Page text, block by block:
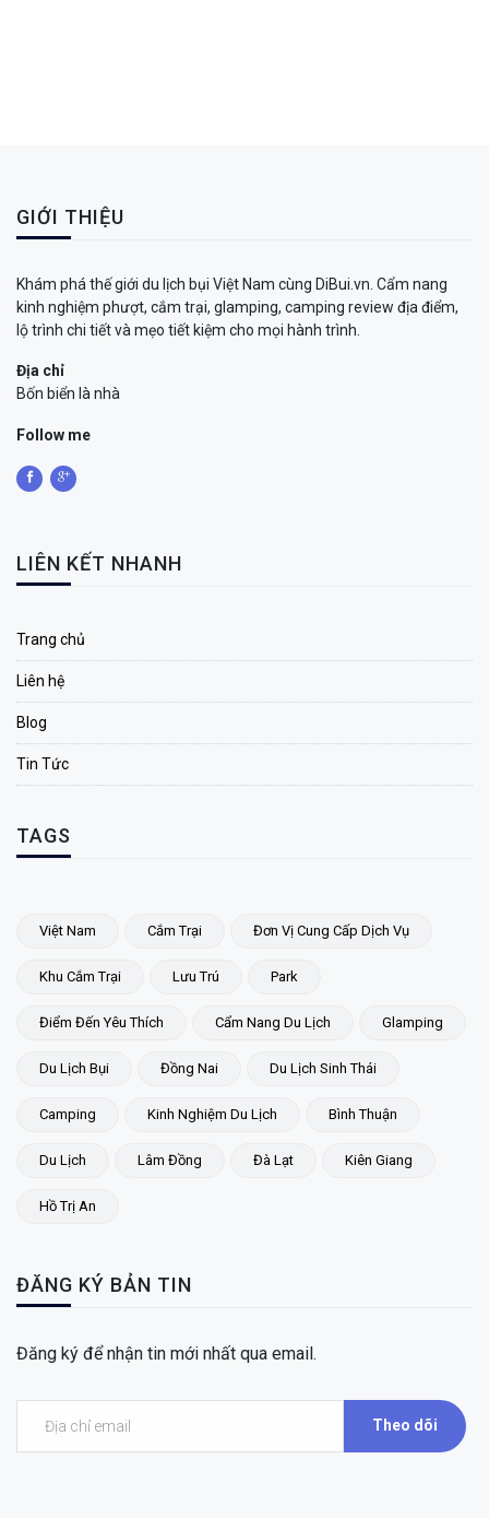
GIỚI THIỆU
Khám phá thế giới du lịch bụi Việt Nam cùng DiBui.vn. Cẩm nang
kinh nghiệm phượt, cắm trại, glamping, camping review địa điểm,
lộ trình chi tiết và mẹo tiết kiệm cho mọi hành trình.
Địa chỉ
Bốn biển là nhà
Follow me
LIÊN KẾT NHANH
Trang chủ
Liên hệ
Blog
Tin Tức
TAGS
Việt Nam Cắm Trại Đơn Vị Cung Cấp Dịch Vụ
Khu Cắm Trại Lưu Trú Park
Điểm Đến Yêu Thích Cẩm Nang Du Lịch Glamping
Du Lịch Bụi Đồng Nai Du Lịch Sinh Thái
Camping Kinh Nghiệm Du Lịch Bình Thuận
Du Lịch Lâm Đồng Đà Lạt Kiên Giang
Hồ Trị An
ĐĂNG KÝ BẢN TIN
Đăng ký để nhận tin mới nhất qua email.
Theo dõi